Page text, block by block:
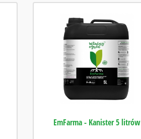
EmFarma - Kanister 5 litrów